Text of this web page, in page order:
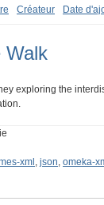
Créateur Date
Walk
exploring the
xml , json, omeka-